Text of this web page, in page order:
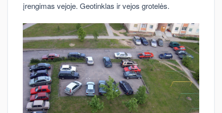
įrengimas vejoje. Geotinklas ir vejos grotelės.